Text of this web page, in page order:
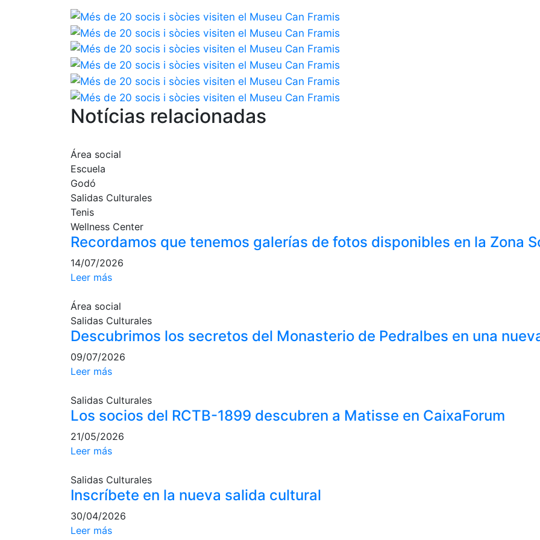
Notícias relacionadas
Área social
Escuela
Godó
Salidas Culturales
Tenis
Wellness Center
Recordamos que tenemos galerías de fotos disponibles en la Zona
14/07/2026
Leer más
Área social
Salidas Culturales
Descubrimos los secretos del Monasterio de Pedralbes en una
09/07/2026
Leer más
Salidas Culturales
Los socios del RCTB-1899 descubren a Matisse en CaixaForum
21/05/2026
Leer más
Salidas Culturales
Inscríbete en la nueva salida cultural
30/04/2026
Leer más